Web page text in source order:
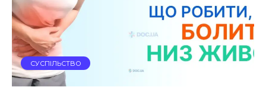
СУСПІЛЬСТВО